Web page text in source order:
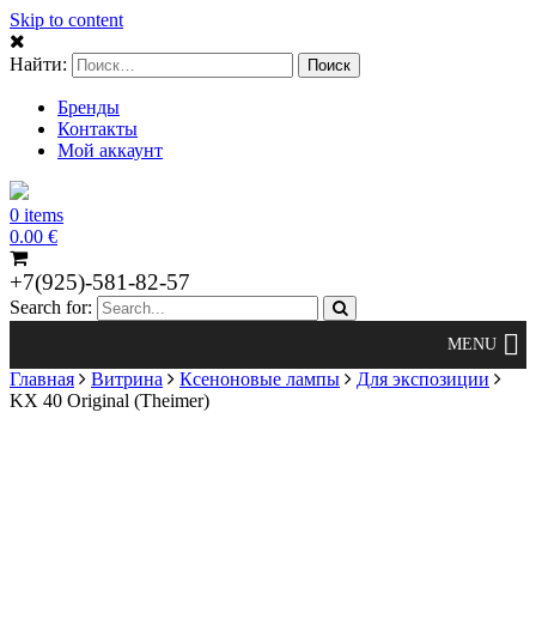
Skip to content
Найти:
Бренды
Контакты
Мой аккаунт
0 items
0.00 €
+7(925)-581-82-57
Search for:
Главная Витрина Ксеноновые лампы
Для экспозиции
KX 40 Original (Theimer)